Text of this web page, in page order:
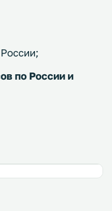
по России и